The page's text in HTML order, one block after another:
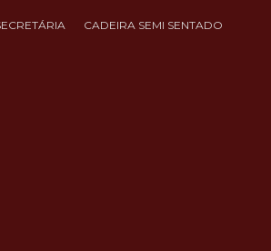
CADEIRA SEMI SENTADO